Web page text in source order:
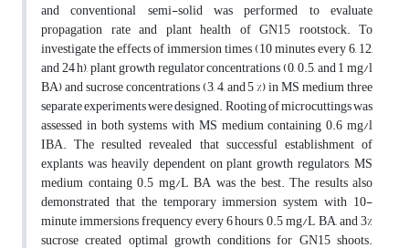
and conventional semi-solid was performed to evaluate
propagation rate and plant health of GN15 rootstock. To
investigate the effects of immersion times (10 minutes every 6, 12,
and 24 h), plant growth regulator concentrations (0, 0.5, and 1 mg/l
BA) and sucrose concentrations (3, 4, and 5 %) in MS medium three
separate experiments were designed. Rooting of microcuttings was
assessed in both systems with MS medium containing 0.6 mg/l
IBA. The resulted revealed that successful establishment of
explants was heavily dependent on plant growth regulators, MS
medium containg 0.5 mg/L BA was the best. The results also
demonstrated that the temporary immersion system with 10-
minute immersions frequency every 6 hours, 0.5 mg/L BA, and 3%
sucrose created optimal growth conditions for GN15 shoots.